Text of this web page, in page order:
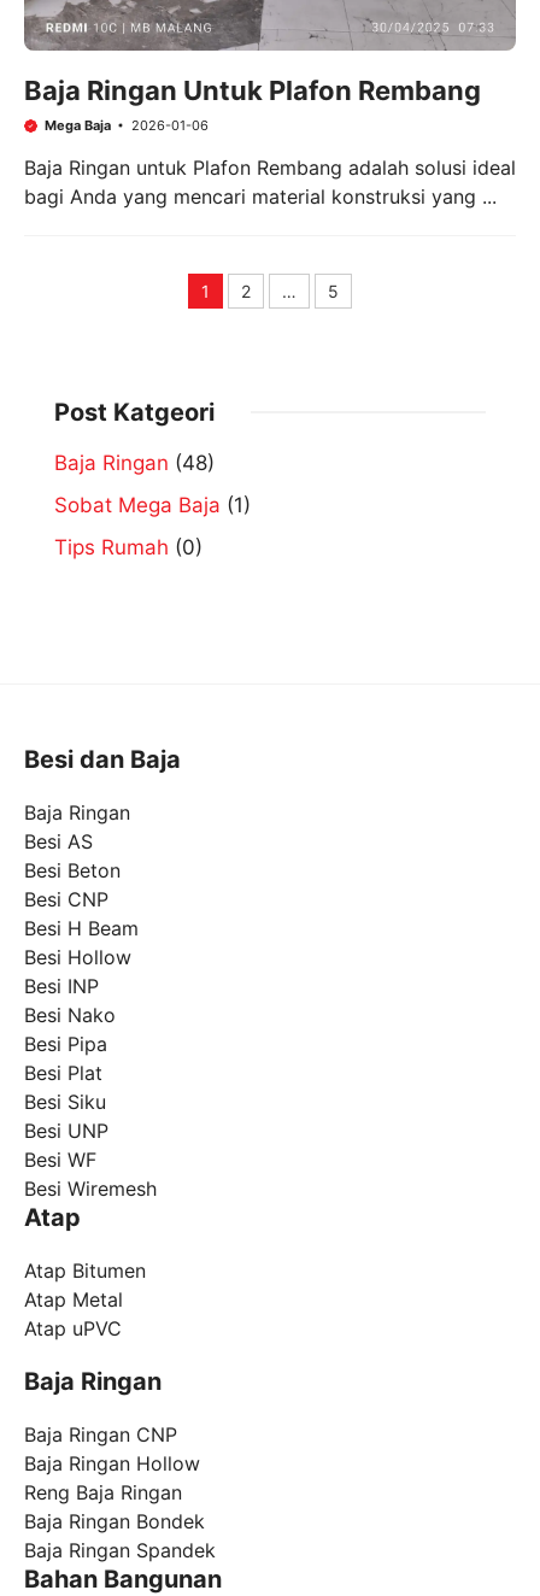
Baja Ringan Untuk Plafon Rembang
Mega Baja 2026-01-06
Baja Ringan untuk Plafon Rembang adalah solusi ideal
bagi Anda yang mencari material konstruksi yang ...
Page
1 Page
2 … 5
Post Katgeori
Baja Ringan (48)
Sobat Mega Baja (1)
Tips Rumah (0)
Besi dan Baja
Baja Ringan
Besi AS
Besi Beton
Besi CNP
Besi H Beam
Besi Hollow
Besi INP
Besi Nako
Besi Pipa
Besi Plat
Besi Siku
Besi UNP
Besi WF
Besi Wiremesh
Atap
Atap Bitumen
Atap Metal
Atap uPVC
Baja Ringan
Baja Ringan CNP
Baja Ringan Hollow
Reng Baja Ringan
Baja Ringan Bondek
Baja Ringan Spandek
Bahan Bangunan